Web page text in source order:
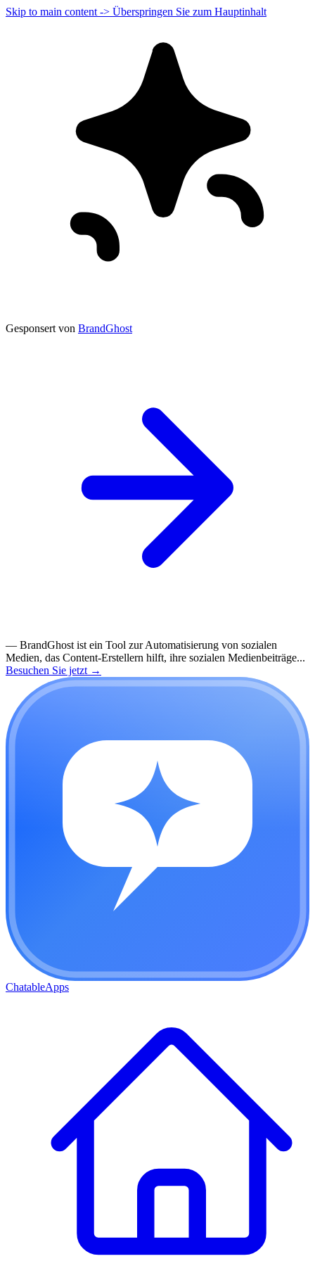
Skip to main content -> Überspringen Sie zum Hauptinhalt
Gesponsert von BrandGhost
— BrandGhost ist ein Tool zur Automatisierung von sozialen
Medien, das Content-Erstellern hilft, ihre sozialen Medienbeiträge...
Besuchen Sie jetzt →
ChatableApps